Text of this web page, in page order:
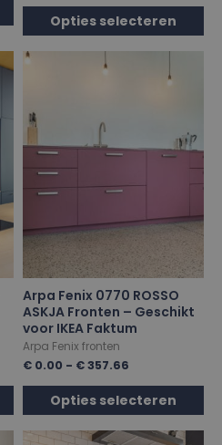
Opties selecteren
Arpa Fenix 0770 ROSSO
ASKJA Fronten – Geschikt
voor IKEA Faktum
Arpa Fenix fronten
€ 0.00 - €357.66
Opties selecteren